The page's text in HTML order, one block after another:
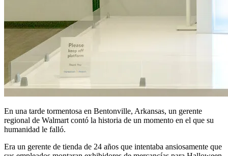
En una tarde tormentosa en Bentonville, Arkansas, un gerente
regional de Walmart contó la historia de un momento en el que su
humanidad le falló.
Era un gerente de tienda de 24 años que intentaba ansiosamente que